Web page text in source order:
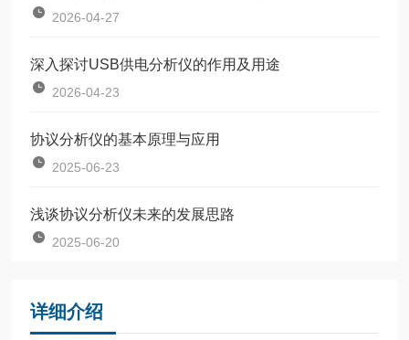
2026-04-27
深入探讨USB供电分析仪的作用及用途
2026-04-23
协议分析仪的基本原理与应用
2025-06-23
浅谈协议分析仪未来的发展思路
2025-06-20
详细介绍